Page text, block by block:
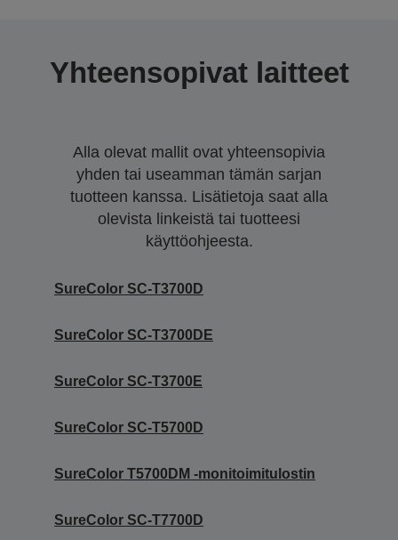
Yhteensopivat laitteet
Alla olevat mallit ovat yhteensopivia
yhden tai useamman tämän sarjan
tuotteen kanssa. Lisätietoja saat alla
olevista linkeistä tai tuotteesi
käyttöohjeesta.
SureColor SC-T3700D
SureColor SC-T3700DE
SureColor SC-T3700E
SureColor SC-T5700D
SureColor T5700DM -monitoimitulostin
SureColor SC-T7700D